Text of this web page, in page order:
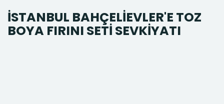
İSTANBUL BAHÇELİEVLER'E TOZ
BOYA FIRINI SETİ SEVKİYATI